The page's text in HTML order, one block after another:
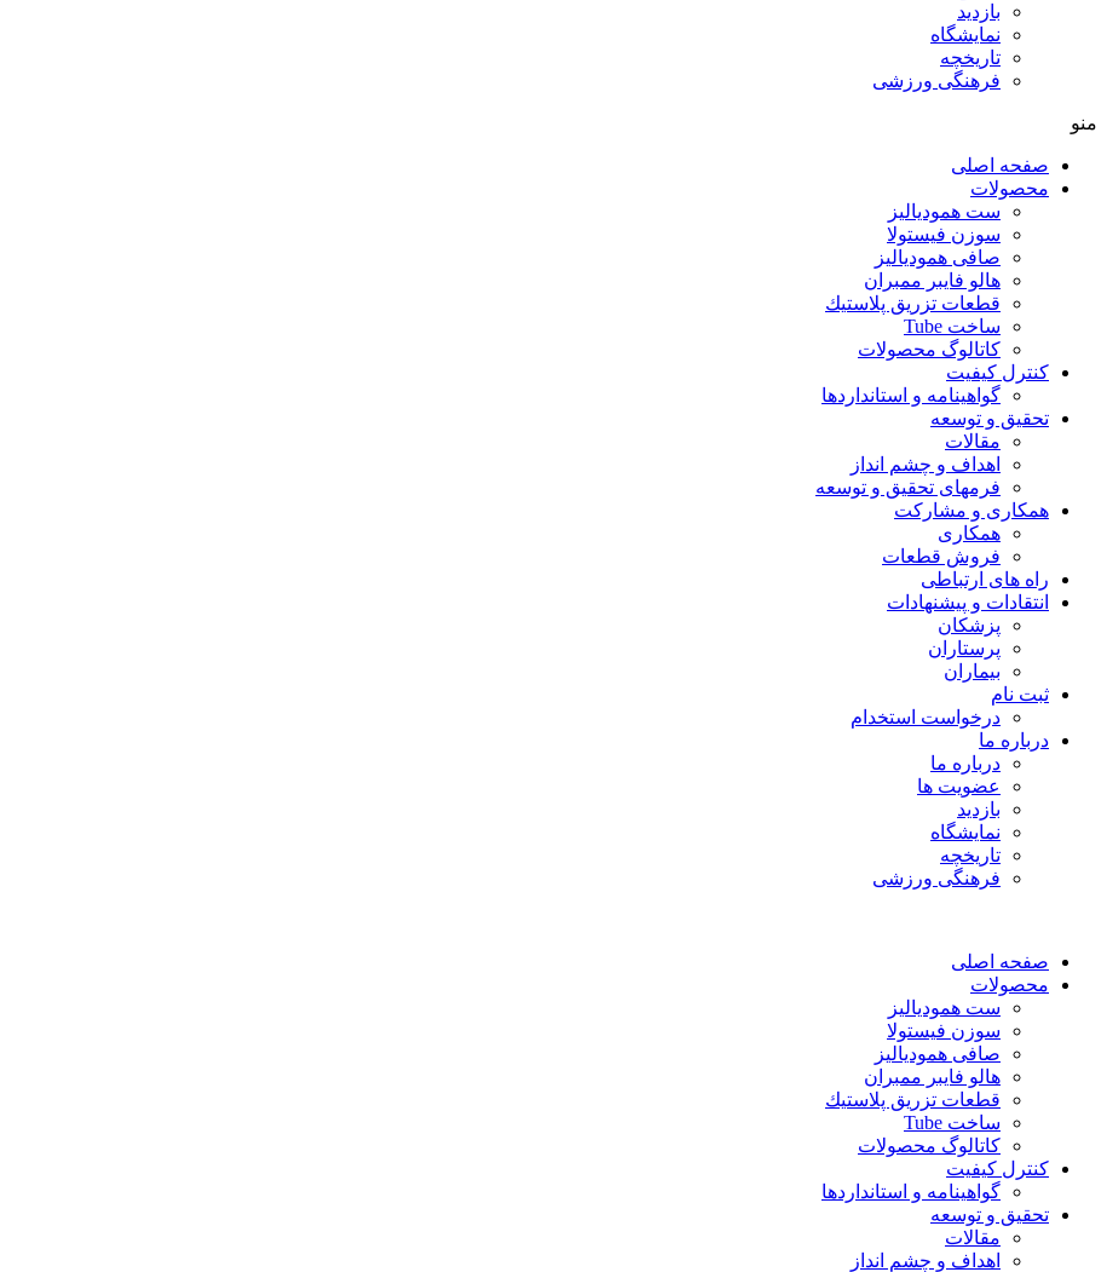
بازدید
نمایشگاه
تاريخچه
فرهنگی ورزشی
منو
صفحه اصلی
محصولات
ست همودیالیز
سوزن فیستولا
صافی همودیالیز
هالو فایبر ممبران
قطعات تزريق پلاستيك
ساخت Tube
کاتالوگ محصولات
کنترل کیفیت
گواهينامه و استانداردها
تحقيق و توسعه
مقالات
اهداف و چشم انداز
فرمهای تحقیق و توسعه
همکاری و مشارکت
همکاری
فروش قطعات
راه های ارتباطی
انتقادات و پيشنهادات
پزشكان
پرستاران
بيماران
ثبت نام
درخواست استخدام
درباره ما
درباره ما
عضویت ها
بازدید
نمایشگاه
تاريخچه
فرهنگی ورزشی
صفحه اصلی
محصولات
ست همودیالیز
سوزن فیستولا
صافی همودیالیز
هالو فایبر ممبران
قطعات تزريق پلاستيك
ساخت Tube
کاتالوگ محصولات
کنترل کیفیت
گواهينامه و استانداردها
تحقيق و توسعه
مقالات
اهداف و چشم انداز